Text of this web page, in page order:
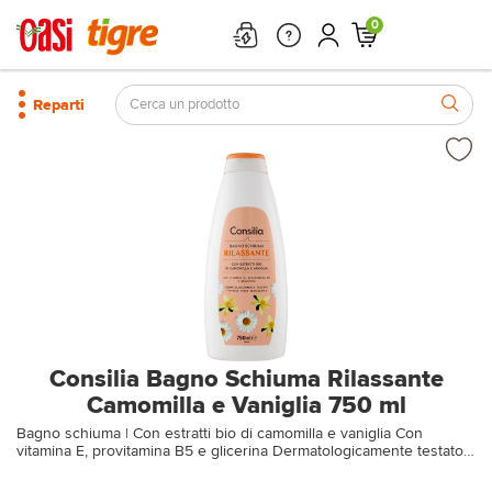
0
Reparti
Consilia Bagno Schiuma Rilassante
Camomilla e Vaniglia 750 ml
Bagno schiuma | Con estratti bio di camomilla e vaniglia Con
vitamina E, provitamina B5 e glicerina Dermatologicamente testato